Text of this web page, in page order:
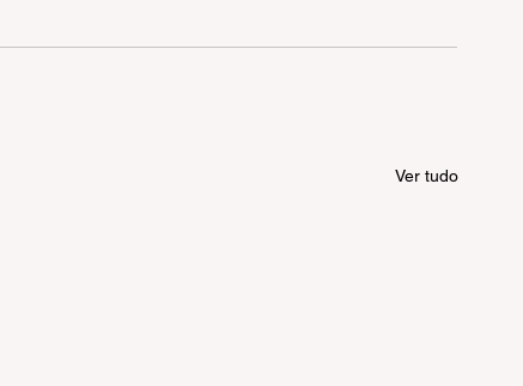
Ver tudo